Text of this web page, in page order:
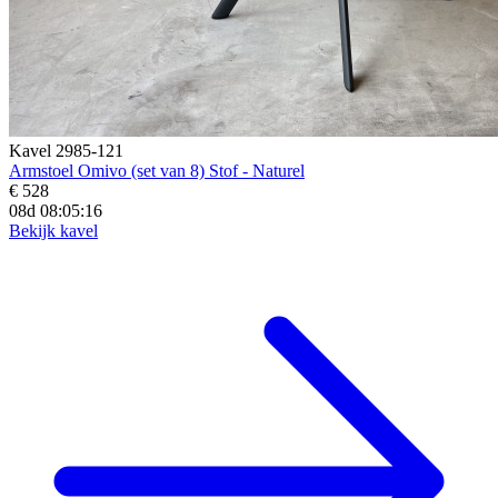
Kavel 2985-121
Armstoel Omivo (set van 8) Stof - Naturel
€ 528
08d 08:05:15
Bekijk kavel